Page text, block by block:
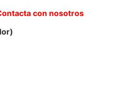
con nosotros